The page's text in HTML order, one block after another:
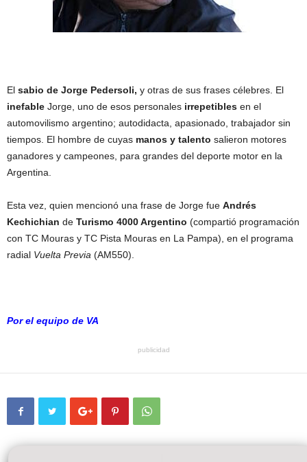
El sabio de Jorge Pedersoli, y otras de sus frases célebres. El
inefable Jorge, uno de esos personales irrepetibles en el
automovilismo argentino; autodidacta, apasionado, trabajador sin
tiempos. El hombre de cuyas manos y talento salieron motores
ganadores y campeones, para grandes del deporte motor en la
Argentina.
Esta vez, quien mencionó una frase de Jorge fue Andrés
Kechichian de Turismo 4000 Argentino (compartió programación
con TC Mouras y TC Pista Mouras en La Pampa), en el programa
radial Vuelta Previa (AM550).
Por el equipo de VA
publicidad